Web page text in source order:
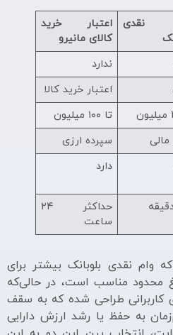
نقدی
اعتبار خرید
کالای مانیرو
ندارد
اعتبار خرید کالا
تا ۱۰۰ میلیون
مالی
سپرده ارزی
دارد
حداکثر ۲۴
ساعت
وام نقدی بلوبانک بیشتر برای
محدود مناسب است، در حالی‌که
کاربرانی طراحی شده که به سقف
به حفظ یا رشد ارزش دارایی